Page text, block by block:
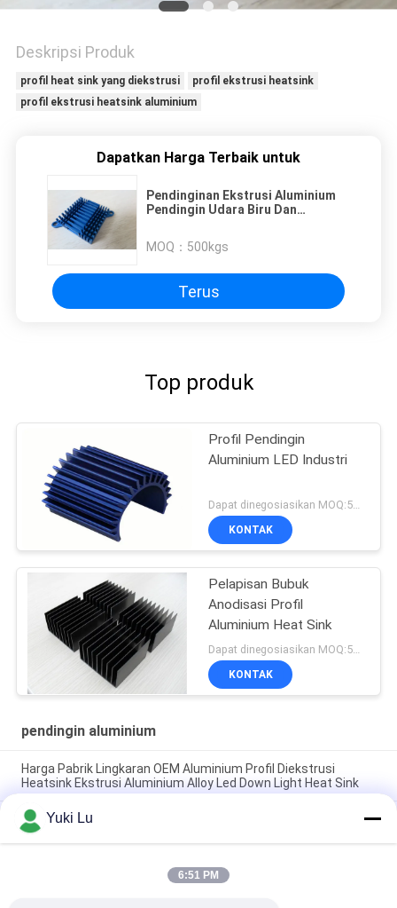
Deskripsi Produk
profil heat sink yang diekstrusi
profil ekstrusi heatsink
profil ekstrusi heatsink aluminium
Dapatkan Harga Terbaik untuk
Pendinginan Ekstrusi Aluminium
Pendingin Udara Biru Dan
MOQ： 500kgs
Terus
Top produk
Profil Pendingin
Aluminium LED Industri
Dapat dinegosiasikan MOQ:500KGS
KONTAK
Pelapisan Bubuk
Anodisasi Profil
Aluminium Heat Sink
KONTAK
pendingin aluminium
Harga Pabrik Lingkaran OEM Aluminium Profil Diekstrusi
Heatsink Ekstrusi Aluminium Alloy Led Down Light Heat Sink
Pabrik Profil Aluminium Kustom Anodisasi Hitam Kepadatan
Tinggi 6063 Aluminium Ekstrusi Heat Sink
Profil Aluminium Industri Heatsink berbentuk Cnc Precision
Machining Aluminium High-power High-density Tooth Heat
Yuki Lu
6:51 PM